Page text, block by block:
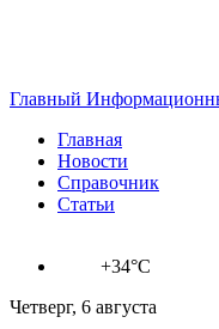
Главный
Главная
Новости
Справочник
Статьи
+34°C
Четверг, 6 августа